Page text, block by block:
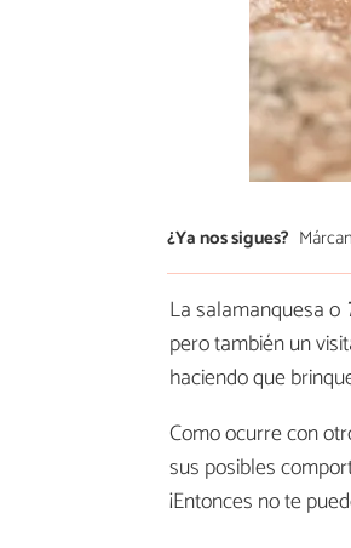
¿Ya nos sigues?
La salamanquesa o
pero también un
haciendo que
Como ocurre con
sus posibles
¡Entonces no te